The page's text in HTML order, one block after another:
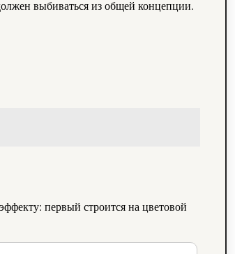
выбиваться из общей концепции.
первый строится на цветовой